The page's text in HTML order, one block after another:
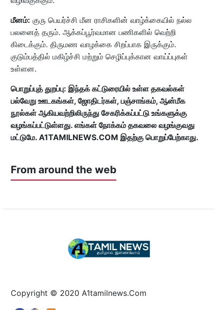
மீனம்: குரு பெயர்ச்சி மீன ராசிகளின் வாழ்க்கையில் நல்ல
பலனைத் தரும். ஆக்கப்பூர்வமான பணிகளில் வெற்றி
கிடைக்கும். திருமண வாழக்கை சிறப்பாக இருக்கும்.
குடும்பத்தில் மகிழ்ச்சி மற்றும் செழிப்புக்கான வாய்ப்புகள்
உள்ளன.
பொறுப்புத் துறப்பு: இந்தக் கட்டுரையில் உள்ள தகவல்கள்
பல்வேறு ஊடகங்கள், ஜோதிடர்கள், பஞ்சாங்கம், ஆன்மீக
நூல்கள் ஆகியவற்றிலிருந்து சேகரிக்கப்பட்டு உங்களுக்கு
வழங்கப்பட்டுள்ளது. எங்கள் நோக்கம் தகவலை வழங்குவது
மட்டுமே. A1TAMILNEWS.COM இதற்கு பொறுப்பேற்காது.
From around the web
Copyright © 2020 A1tamilnews.Com